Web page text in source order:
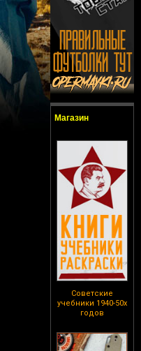
Магазин
Советские
учебники 1940-50х
годов